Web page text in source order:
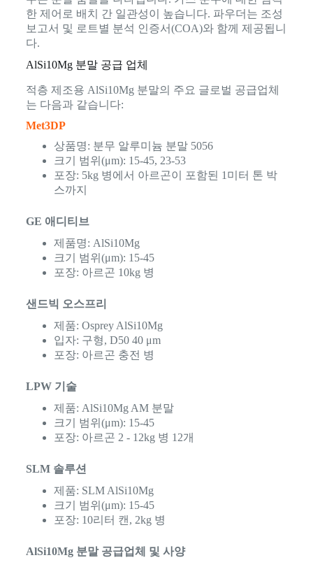
한 제어로 배치 간 일관성이 높습니다. 파우더는 조성
보고서 및 로트별 분석 인증서(COA)와 함께 제공됩니
다.
AlSi10Mg 분말 공급 업체
적층 제조용 AlSi10Mg 분말의 주요 글로벌 공급업체
는 다음과 같습니다:
Met3DP
상품명: 분무 알루미늄 분말 5056
크기 범위(μm): 15-45, 23-53
포장: 5kg 병에서 아르곤이 포함된 1미터 톤 박
스까지
GE 애디티브
제품명: AlSi10Mg
크기 범위(μm): 15-45
포장: 아르곤 10kg 병
샌드빅 오스프리
제품: Osprey AlSi10Mg
입자: 구형, D50 40 μm
포장: 아르곤 충전 병
LPW 기술
제품: AlSi10Mg AM 분말
크기 범위(μm): 15-45
포장: 아르곤 2 - 12kg 병 12개
SLM 솔루션
제품: SLM AlSi10Mg
크기 범위(μm): 15-45
포장: 10리터 캔, 2kg 병
AlSi10Mg 분말 공급업체 및 사양